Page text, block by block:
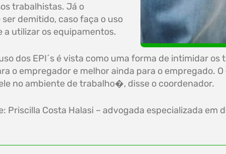
trabalhistas. Já o
demitido, caso faça o uso
a utilizar os equipamentos.
dos EPI´s é vista como uma forma de intimidar
o empregador e melhor ainda para o empregado.
no ambiente de trabalho�, disse o coordenador.
Priscilla Costa Halasi – advogada especializada em